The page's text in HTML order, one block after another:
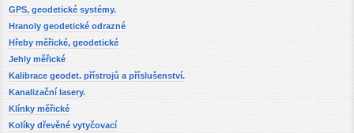
GPS, geodetické systémy.
Hranoly geodetické odrazné
Hřeby měřické, geodetické
Jehly měřické
Kalibrace geodet. přístrojů a příslušenství.
Kanalizační lasery.
Klínky měřické
Kolíky dřevěné vytyčovací